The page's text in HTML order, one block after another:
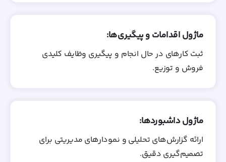
ماژول اقدامات و پیگیری‌ها:
ثبت کارهای در حال انجام و پیگیری وظایف کلیدی
فروش و توزیع.
ماژول داشبوردها:
ارائه گزارش‌های تحلیلی و نمودارهای مدیریتی برای
تصمیم‌گیری دقیق.